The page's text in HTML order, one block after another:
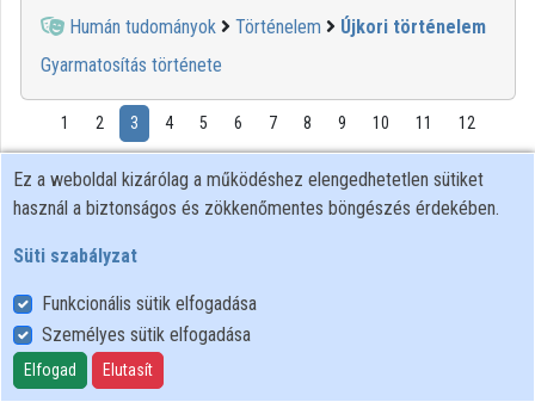
Humán tudományok Történelem
Újkori történelem
Gyarmatosítás története
1 2 3 4 5 6 7 8 9 10 11 12
00:12:39 BTK
Ez a weboldal kizárólag a működéshez elengedhetetlen sütiket
használ a biztonságos és zökkenőmentes böngészés érdekében.
Süti szabályzat
Funkcionális sütik elfogadása
Személyes sütik elfogadása
Elfogad Elutasít